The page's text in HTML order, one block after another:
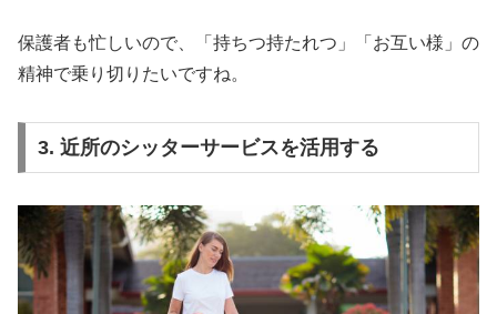
保護者も忙しいので、「持ちつ持たれつ」「お互い様」の
精神で乗り切りたいですね。
3. 近所のシッターサービスを活用する